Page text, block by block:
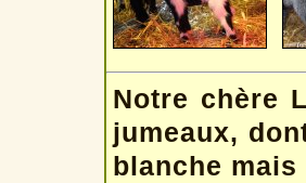
Notre chère
jumeaux,
blanche